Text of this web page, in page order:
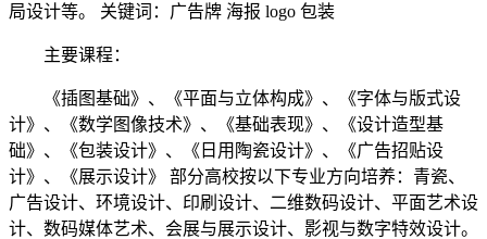
局设计等。 关键词：广告牌 海报 logo 包装
主要课程：
《插图基础》、《平面与立体构成》、《字体与版式设
计》、《数学图像技术》、《基础表现》、《设计造型基
础》、《包装设计》、《日用陶瓷设计》、《广告招贴设
计》、《展示设计》 部分高校按以下专业方向培养：青瓷、
广告设计、环境设计、印刷设计、二维数码设计、平面艺术设
计、数码媒体艺术、会展与展示设计、影视与数字特效设计。